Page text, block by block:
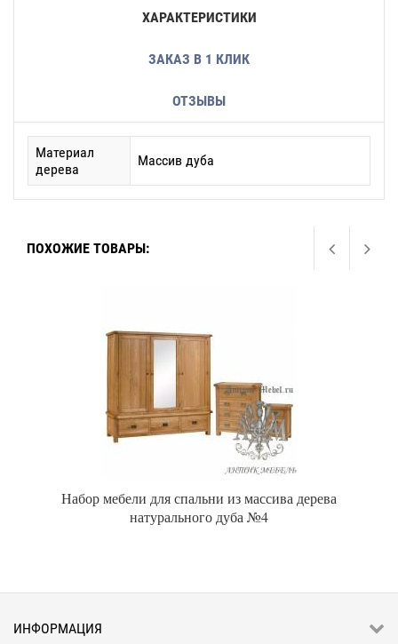
ХАРАКТЕРИСТИКИ
ЗАКАЗ В 1 КЛИК
ОТЗЫВЫ
Материал
дерева
Массив дуба
ПОХОЖИЕ ТОВАРЫ:
Набор мебели для спальни из массива дерева
натурального дуба №4
ИНФОРМАЦИЯ